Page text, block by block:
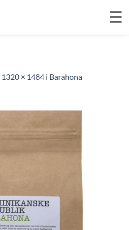
1320 × 1484 i Barahona